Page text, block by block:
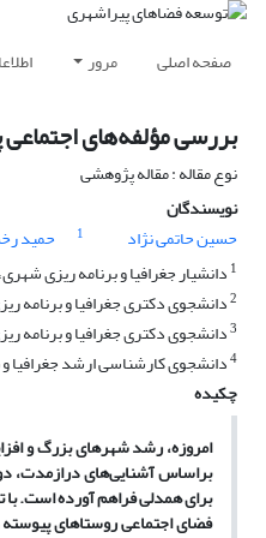
صفحه اصلی مرور
بررسی مؤلفه‌های
نوع مقاله : مقاله پژوهشی
نویسندگان
حسین حاتمی نژاد
1 حمید
1 دانشیار جغرافیا و برنامه ریزی
2دانشجوی دکتری جغرافیا و برنامه
3دانشجوی دکتری جغرافیا و برنامه
4دانشجوی کارشناسی ارشد جغرافیا و
چکیده
امروزه، رشد شهرهای بزرگ و
براساس آشنایی‌های درازمدت،
برای همدلی فراهم آورده است.
فضای اجتماعی روستاهای